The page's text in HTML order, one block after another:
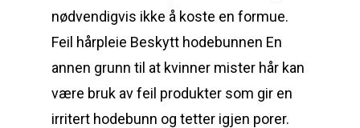
nødvendigvis ikke å koste en formue.
Feil hårpleie Beskytt hodebunnen En
annen grunn til at kvinner mister hår kan
være bruk av feil produkter som gir en
irritert hodebunn og tetter igjen porer.